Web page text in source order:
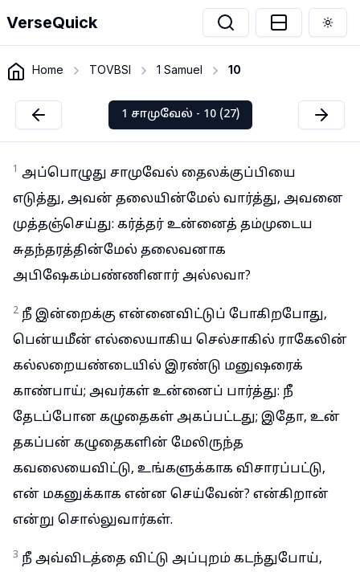
VerseQuick
Home TOVBSI 1 Samuel 10
1 சாமுவேல் - 10 (27)
1 அப்பொழுது சாமுவேல் தைலக்குப்பியை
எடுத்து, அவன் தலையின்மேல் வார்த்து, அவனை
முத்தஞ்செய்து: கர்த்தர் உன்னைத் தம்முடைய
சுதந்தரத்தின்மேல் தலைவனாக
அபிஷேகம்பண்ணினார் அல்லவா?
2 நீ இன்றைக்கு என்னைவிட்டுப் போகிறபோது,
பென்யமீன் எல்லையாகிய செல்சாகில் ராகேலின்
கல்லறையண்டையில் இரண்டு மனுஷரைக்
காண்பாய்; அவர்கள் உன்னைப் பார்த்து: நீ
தேடப்போன கழுதைகள் அகப்பட்டது; இதோ, உன்
தகப்பன் கழுதைகளின் மேலிருந்த
கவலையைவிட்டு, உங்களுக்காக விசாரப்பட்டு,
என் மகனுக்காக என்ன செய்வேன்? என்கிறான்
என்று சொல்லுவார்கள்.
3 நீ அவ்விடத்தை விட்டு அப்புறம் கடந்துபோய்,